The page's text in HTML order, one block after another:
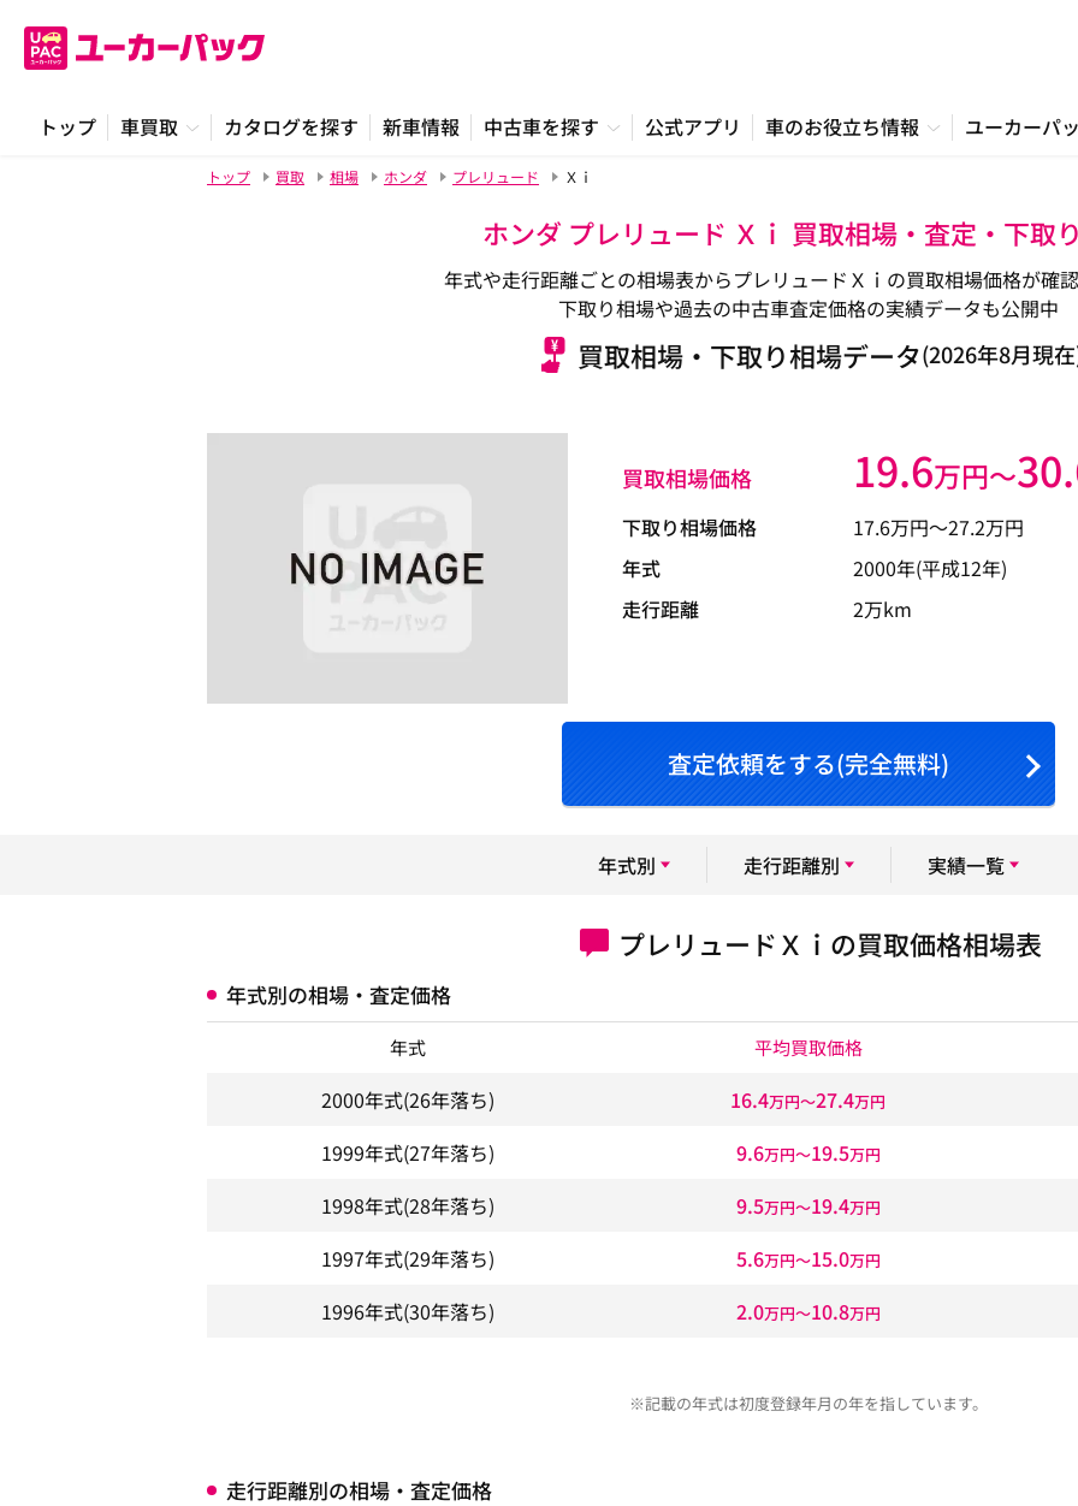
トップ 車買取 カタログを探す 新車情報 中古車を探す 公式アプリ 車のお役立ち情報 ユーカーパ
トップ 買取 相場 ホンダ プレリュード Ｘｉ
ホンダ プレリュード Ｘｉ 買取相場・査定・下取
年式や走行距離ごとの相場表からプレリュードＸｉの買取相場価格が確認
下取り相場や過去の中古車査定価格の実績データも公開中
買取相場・下取り相場データ(2026年8月現
買取相場価格 19.6万円〜
下取り相場価格 17.6万円〜27.2万円
年式
2000年(平成12年)
走行距離
2万km
査定依頼をする(完全無料)
年式別 走行距離別 実績一覧
プレリュードＸｉの買取価格相場表
年式別の相場・査定価格
年式 平均買取価格
2000年式(26年落ち) 16.4万円〜27.4万円
1999年式(27年落ち) 9.6万円〜19.5万円
1998年式(28年落ち) 9.5万円〜19.4万円
1997年式(29年落ち) 5.6万円〜15.0万円
1996年式(30年落ち) 2.0万円〜10.8万円
※記載の年式は初度登録年月の年を指しています。
走行距離別の相場・査定価格